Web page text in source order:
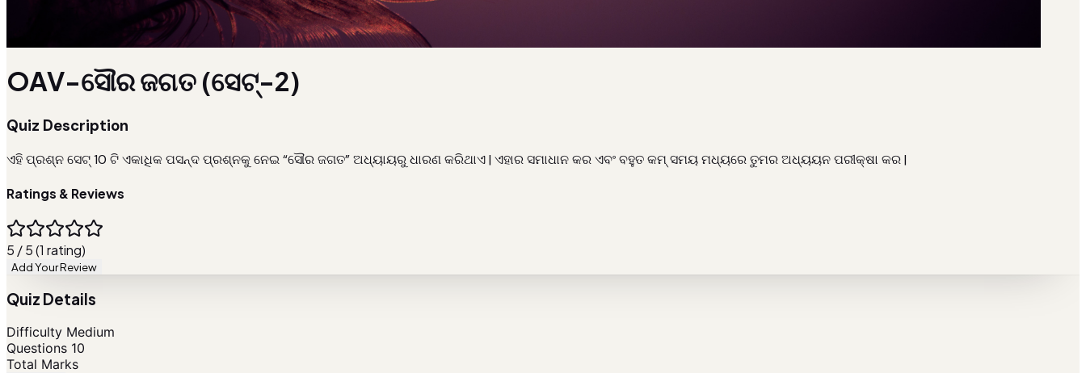
OAV-ସୌର ଜଗତ (ସେଟ୍-2)
Quiz Description
ଏହି ପ୍ରଶ୍ନ ସେଟ୍ 10 ଟି ଏକାଧିକ ପସନ୍ଦ ପ୍ରଶ୍ନକୁ ନେଇ “ସୌର ଜଗତ” ଅଧ୍ୟାୟରୁ ଧାରଣ କରିଥାଏ | ଏହାର ସମାଧାନ କର ଏବଂ ବହୁତ କମ୍ ସମୟ ମଧ୍ୟରେ ତୁମର ଅଧ୍ୟୟନ ପରୀକ୍ଷା କର |
Ratings & Reviews
5 / 5 (1 rating)
Add Your Review
Quiz Details
Difficulty Medium
Questions 10
Total Marks